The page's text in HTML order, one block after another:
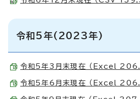
令和5年(2023年)
令和5年3月末現在 （Excel
令和5年6月末現在 （Excel